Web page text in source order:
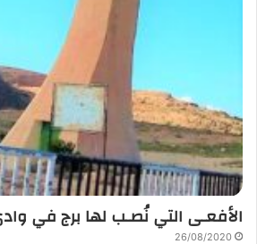
الأفعـى التي نُصـب لها برج في
26/08/2020